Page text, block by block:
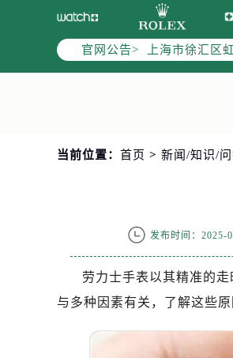
官网公告>
上海市黄浦区
上海市黄浦区
上海市徐汇区
节假日正常营
当前位置： 首页 > 新闻/知识/
发布时间：2025-
劳力士手表以其精准的
与多种因素有关，了解这些